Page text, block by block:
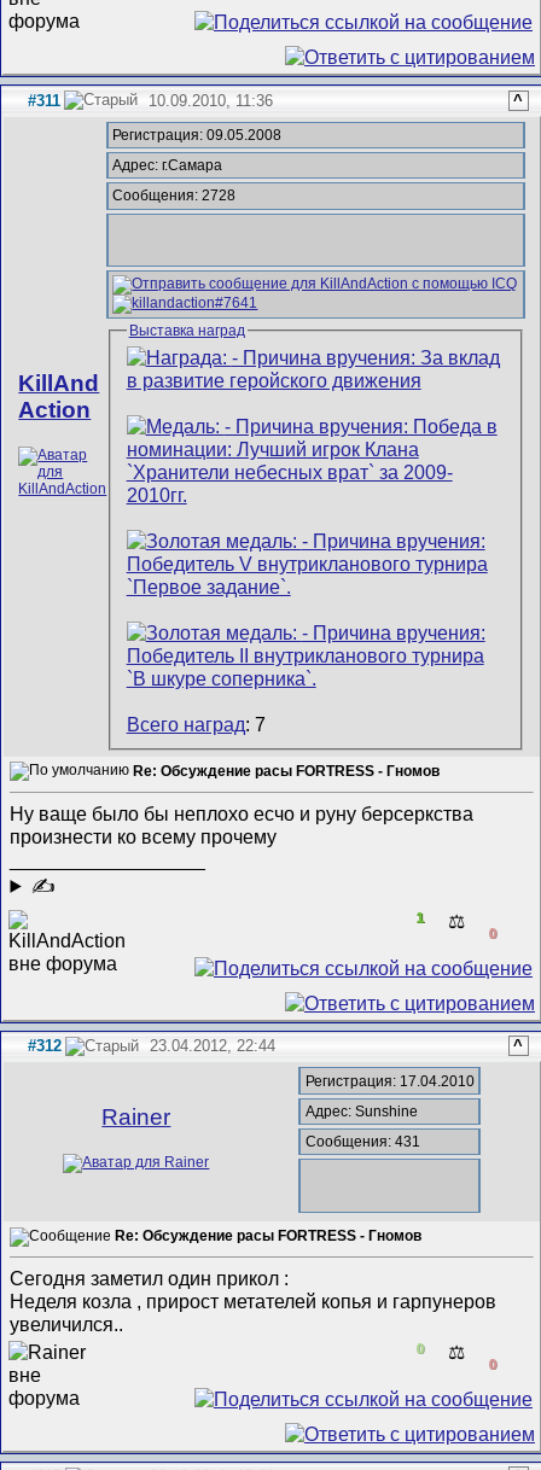
#311 10.09.2010, 11:36 ^
KillAnd
Action
Регистрация: 09.05.2008
Адрес: г.Самара
Сообщения: 2728
Выставка наград
Всего наград: 7
Re: Обсуждение расы FORTRESS - Гномов
Ну ваще было бы неплохо есчо и руну берсеркства
произнести ко всему прочему
✍
1 ⚖️
0
#312 23.04.2012, 22:44 ^
Rainer
Регистрация: 17.04.2010
Адрес: Sunshine
Сообщения: 431
Re: Обсуждение расы FORTRESS - Гномов
Сегодня заметил один прикол :
Неделя козла , прирост метателей копья и гарпунеров
увеличился..
0 ⚖️
0